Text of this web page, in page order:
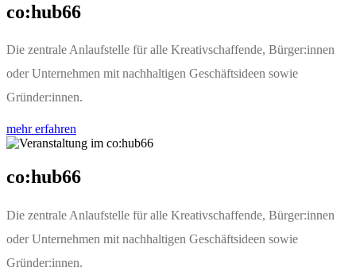
co:hub66
Die zentrale Anlaufstelle für alle Kreativschaffende, Bürger:innen
oder Unternehmen mit nachhaltigen Geschäftsideen sowie
Gründer:innen.
mehr erfahren
co:hub66
Die zentrale Anlaufstelle für alle Kreativschaffende, Bürger:innen
oder Unternehmen mit nachhaltigen Geschäftsideen sowie
Gründer:innen.